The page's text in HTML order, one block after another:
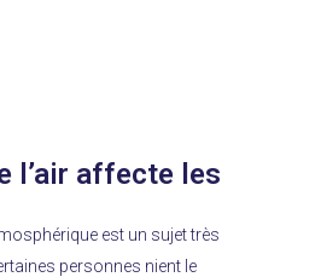
l’air affecte les
est un sujet très
personnes nient le